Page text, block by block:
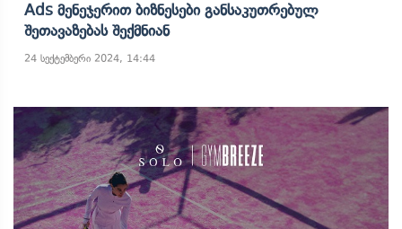
Ads Მენეჯერით Ბიზნესები Განსაკუთრებულ
Შეთავაზებას Შექმნიან
24 სექტემბერი 2024, 14:44